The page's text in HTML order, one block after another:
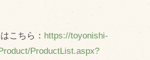
こちら： https://toyonishi-
ProductList.aspx?